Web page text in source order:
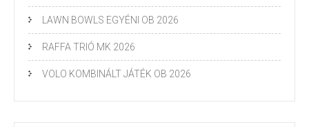
LAWN BOWLS EGYÉNI OB 2026
RAFFA TRIÓ MK 2026
VOLO KOMBINÁLT JÁTÉK OB 2026